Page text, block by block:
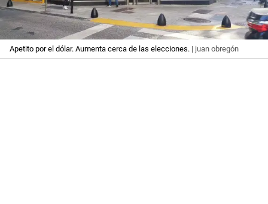
Apetito por el dólar. Aumenta cerca de las elecciones. | juan obregón